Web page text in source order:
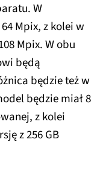
W
Mpix, z kolei w
Mpix. W obu
będą
będzie też w
będzie miał 8
z kolei
z 256 GB